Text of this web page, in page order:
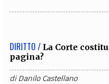
DIRITTO / La Corte
pagina?
diDanilo Castellano